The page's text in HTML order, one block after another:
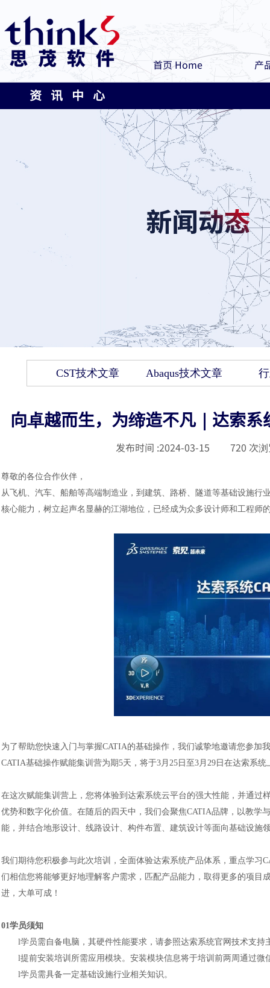
首页 Home 产
资 讯 中 心
CST技术文章 Abaqus技术文章
向卓越而生，为缔造不凡｜达索
发布时间 :2024-03-15 720 次
尊敬的各位合作伙伴，
从飞机、汽车、船舶等高端制造业，到建筑、路桥、隧道等基础设施行
核心能力，树立起声名显赫的江湖地位，已经成为众多设计师和工程师
为了帮助您快速入门与掌握CATIA的基础操作，我们诚挚地邀请您参加
CATIA基础操作赋能集训营为期5天，将于3月25日至3月29日在达索系
在这次赋能集训营上，您将体验到达索系统云平台的强大性能，并通过
优势和数字化价值。在随后的四天中，我们会聚焦CATIA品牌，以教学
能，并结合地形设计、线路设计、构件布置、建筑设计等面向基础设施
我们期待您积极参与此次培训，全面体验达索系统产品体系，重点学习
们相信您将能够更好地理解客户需求，匹配产品能力，取得更多的项目
进，大单可成！
01学员须知
l学员需自备电脑，其硬件性能要求，请参照达索系统官网技术支持
l提前安装培训所需应用模块。安装模块信息将于培训前两周通过微
l学员需具备一定基础设施行业相关知识。